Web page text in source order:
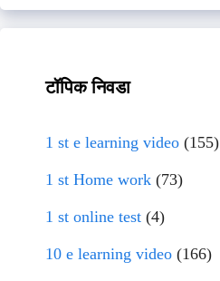
टॉपिक निवडा
1 st e learning video (155)
1 st Home work (73)
1 st online test (4)
10 e learning video (166)